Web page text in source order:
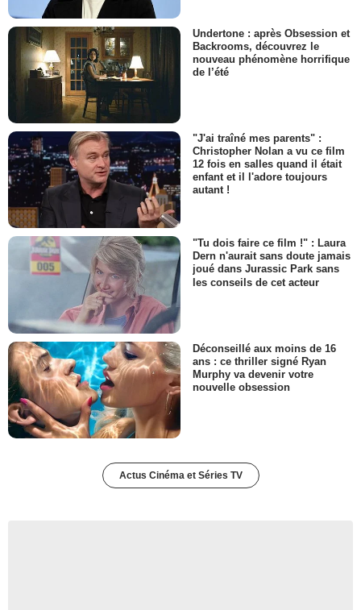
Undertone : après Obsession et
Backrooms, découvrez le
nouveau phénomène horrifique
de l’été
"J'ai traîné mes parents" :
Christopher Nolan a vu ce film
12 fois en salles quand il était
enfant et il l'adore toujours
autant !
"Tu dois faire ce film !" : Laura
Dern n'aurait sans doute jamais
joué dans Jurassic Park sans
les conseils de cet acteur
Déconseillé aux moins de 16
ans : ce thriller signé Ryan
Murphy va devenir votre
nouvelle obsession
Actus Cinéma et Séries TV